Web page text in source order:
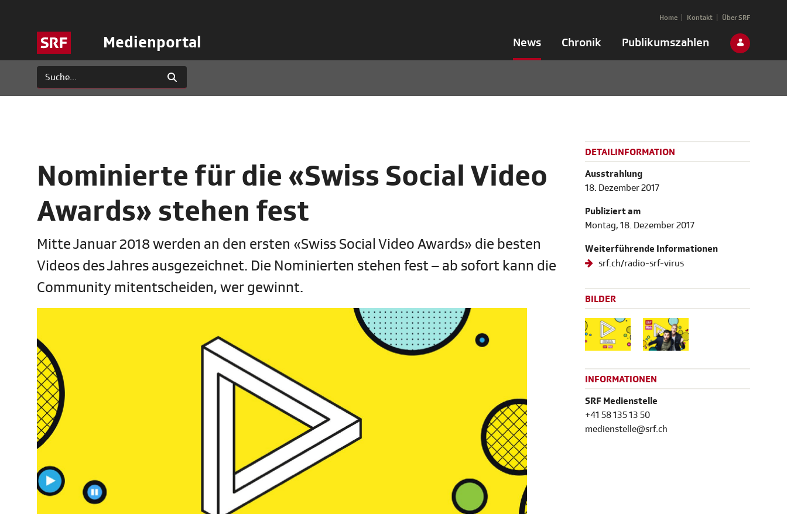
Medienportal News Chronik Publikumszahlen
Home Kontakt Über SRF
Nominierte für die «Swiss Social Video
Awards» stehen fest
Mitte Januar 2018 werden an den ersten «Swiss Social Video Awards» die besten
Videos des Jahres ausgezeichnet. Die Nominierten stehen fest – ab sofort kann die
Community mitentscheiden, wer gewinnt.
DETAILINFORMATION
Ausstrahlung
18. Dezember 2017
Publiziert am
Montag, 18. Dezember 2017
Weiterführende Informationen
srf.ch/radio-srf-virus
BILDER
INFORMATIONEN
SRF Medienstelle
+41 58 135 13 50
medienstelle@srf.ch